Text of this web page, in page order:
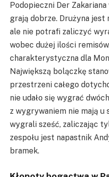
Podopieczni Der Zakariana
grają dobrze. Drużyna jest
ale nie potrafi zaliczyć
wobec dużej ilości
charakterystyczna dla
Największą bolączkę
przestrzeni całego
nie udało się wygrać
z wygrywaniem nie mają u
wygrali sześć, zaliczając
zespołu jest napastnik
bramek.